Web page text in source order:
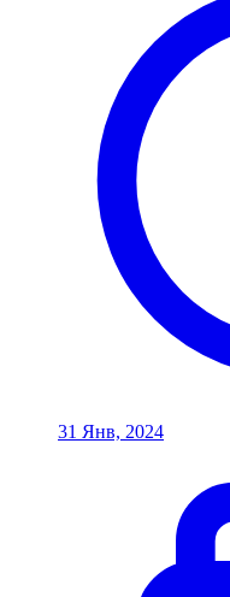
31 Янв, 2024